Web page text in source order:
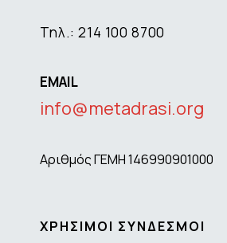
Τηλ.: 214 100 8700
EMAIL
info@metadrasi.org
Αριθμός ΓΕΜΗ 146990901000
ΧΡΗΣΙΜΟΙ ΣΥΝΔΕΣΜΟΙ